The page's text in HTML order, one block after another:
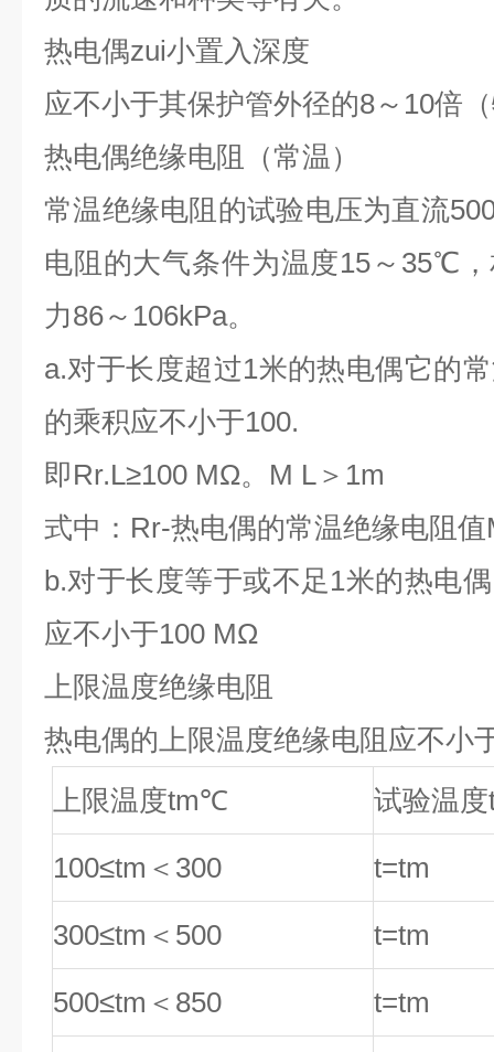
热电偶zui小置入深度
应不小于其保护管外径的8～10倍
热电偶绝缘电阻（常温）
常温绝缘电阻的试验电压为直流
电阻的大气条件为温度15～35℃
力86～106kPa。
a.对于长度超过1米的热电偶它的
的乘积应不小于100.
即Rr.L≥100 MΩ。M L＞1m
式中：Rr-热电偶的常温绝缘电阻
b.对于长度等于或不足1米的热电
应不小于100 MΩ
上限温度绝缘电阻
热电偶的上限温度绝缘电阻应不小
上限温度tm℃ 试验温
100≤tm ＜300 t=tm
300≤tm ＜500 t=tm
500≤tm ＜850 t=tm